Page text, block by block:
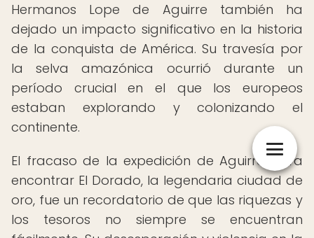
Hermanos Lope de Aguirre también ha
dejado un impacto significativo en la historia
de la conquista de América. Su travesía por
la selva amazónica ocurrió durante un
período crucial en el que los europeos
estaban explorando y colonizando el
continente.
El fracaso de la expedición de Aguirre para
encontrar El Dorado, la legendaria ciudad de
oro, fue un recordatorio de que las riquezas y
los tesoros no siempre se encuentran